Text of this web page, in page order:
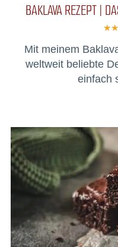
BAKLAVA REZEPT |
Mit meinem
weltweit beliebte
einfach